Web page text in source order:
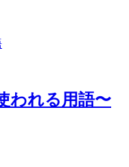
われる用語〜